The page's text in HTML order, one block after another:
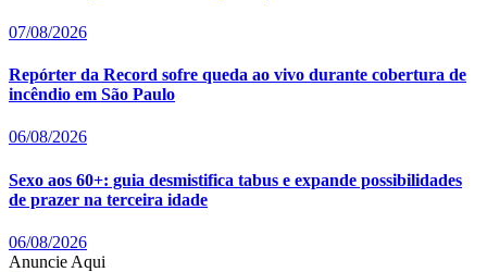
07/08/2026
Repórter da Record sofre queda ao vivo durante cobertura de
incêndio em São Paulo
06/08/2026
Sexo aos 60+: guia desmistifica tabus e expande possibilidades
de prazer na terceira idade
06/08/2026
Anuncie Aqui